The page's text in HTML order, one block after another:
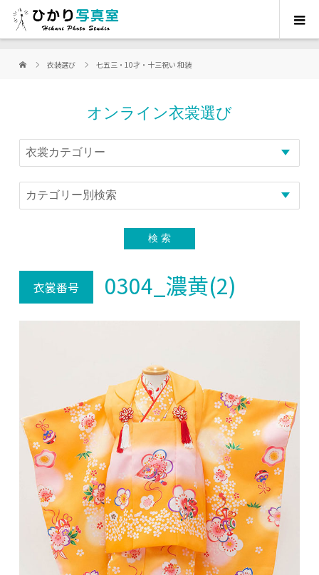
衣装選び 七五三・10才・十三祝い 和装
オンライン衣裳選び
衣裳番号 0304_濃黄(2)